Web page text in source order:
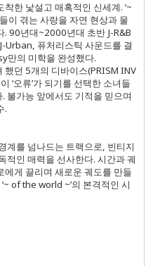
착한 낯설고 매혹적인 신세계. ‘~
이 겪는 사랑을 자연 현상과 물
. 90년대~2000년대 초반 J-R&B
Urban, 퓨처리스틱 사운드를 결
만의 미학을 완성했다.
했던 5개의 디바이스(PRISM INV
‘오류’가 되기를 선택한 소녀들
불가능 앞에서도 기적을 믿으며
.
계를 넘나드는 트랙으로, 빈티지
적인 매력을 선사한다. 시간과 궤
게 끌리며 새로운 궤도를 만들
of the world ~’의 본격적인 시